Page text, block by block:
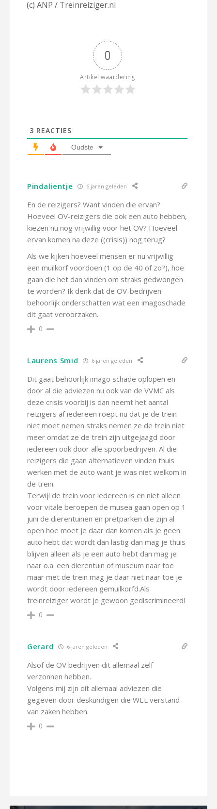
(c) ANP / Treinreiziger.nl
0
Artikel waardering
3 REACTIES
Oudste
Pindalientje 6 jaren geleden
En de reizigers? Want vinden die ervan?
Hoeveel OV-reizigers die ook een auto hebben,
kiezen nu nog vrijwillig voor het OV? Hoeveel
ervan komen na deze ((crisis)) nog terug?
Als we kijken hoeveel mensen er nu vrijwillig
een muilkorf voordoen (1 op de 40 of zo?), hoe
gaan die het dan vinden om straks gedwongen
te worden? Ik denk dat de OV-bedrijven
behoorlijk onderschatten wat een imagoschade
dit gaat veroorzaken.
0
Laurens Smid 6 jaren geleden
Dit gaat behoorlijk imago schade oplopen en
door al die adviezen nu ook van de VVMC als
deze crisis voorbij is dan neemt het aantal
reizigers af iedereen roept nu dat je de trein
niet moet nemen straks nemen ze de trein niet
meer omdat ze de trein zijn uitgejaagd door
iedereen ook door alle spoorbedrijven. Al die
reizigers die gaan alternatieven vinden thuis
werken met de auto want je was niet welkom in
de trein.
Terwijl de trein voor iedereen is en niet alleen
voor vitale beroepen de musea gaan open op 1
juni de dierentuinen en pretparken die zijn al
open hoe moet je daar dan komen als je geen
auto hebt dat wordt dan lastig dan mag je thuis
blijven alleen als je een auto hebt dan mag je
naar o.a. een dierentuin of museum naar toe
maar met de trein mag je daar niet naar toe je
wordt door iedereen gemuilkorfd.Als
treinreiziger wordt je gewoon gediscrimineerd!
0
Gerard 6 jaren geleden
Alsof de OV bedrijven dit allemaal zelf
verzonnen hebben.
Volgens mij zijn dit allemaal adviezen die
gegeven door deskundigen die WEL verstand
van zaken hebben.
0